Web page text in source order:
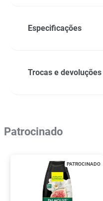
Especificações
Trocas e devoluções
Patrocinado
PATROCINADO